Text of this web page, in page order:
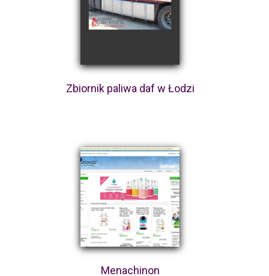
Zbiornik paliwa daf w Łodzi
Menachinon